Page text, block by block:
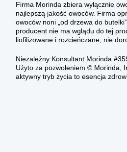
Firma Morinda zbiera wyłącznie
najlepszą jakość owoców. Firma
owoców noni „od drzewa do
producent nie ma wglądu do tej
liofilizowane i rozcieńczane, nie
Niezależny Konsultant Morinda
Użyto za pozwoleniem © Morinda,
aktywny tryb życia to esencja